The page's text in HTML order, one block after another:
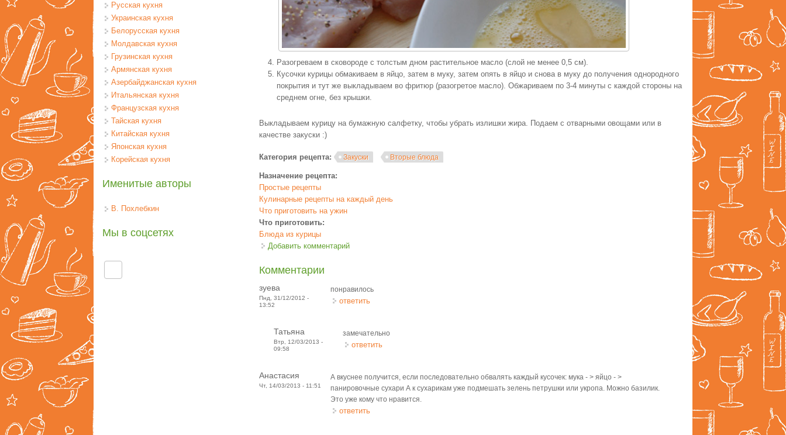
Разогреваем в сковороде с толстым дном растительное масло (слой не менее 0,5 см).
Кусочки курицы обмакиваем в яйцо, затем в муку, затем опять в яйцо и снова в муку до получения однородного
покрытия и тут же выкладываем во фритюр (разогретое масло). Обжариваем по 3-4 минуты с каждой стороны на
среднем огне, без крышки.
Выкладываем курицу на бумажную салфетку, чтобы убрать излишки жира. Подаем с отварными овощами или в
качестве закуски :)
Категория рецепта: Закуски Вторые блюда
Назначение рецепта:
Простые рецепты
Кулинарные рецепты на каждый день
Что приготовить на ужин
Что приготовить:
Блюда из курицы
Добавить комментарий
Комментарии
зуева
Пнд, 31/12/2012 -
13:52
понравилось
ответить
Татьяна
Втр, 12/03/2013 -
09:58
замечательно
ответить
Анастасия
Чт, 14/03/2013 - 11:51
А вкуснее получится, если последовательно обвалять каждый кусочек: мука - > яйцо - >
панировочные сухари А к сухарикам уже подмешать зелень петрушки или укропа. Можно базилик.
Это уже кому что нравится.
ответить
Русская кухня
Украинская кухня
Белорусская кухня
Молдавская кухня
Грузинская кухня
Армянская кухня
Азербайджанская кухня
Итальянская кухня
Французская кухня
Тайская кухня
Китайская кухня
Японская кухня
Корейская кухня
Именитые авторы
В. Похлебкин
Мы в соцсетях